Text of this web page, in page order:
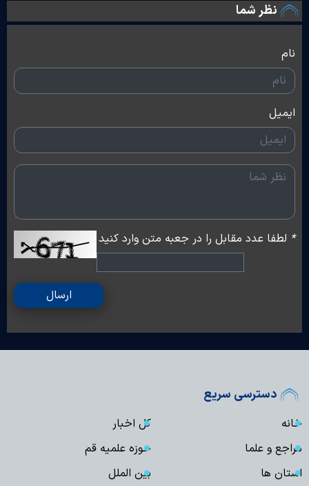
نظر شما
نام
ایمیل
* لطفا عدد مقابل را در جعبه متن وارد کنید
ارسال
دسترسی سریع
خانه
کل اخبار
مراجع و علما
حوزه علمیه قم
استان ها
بین الملل